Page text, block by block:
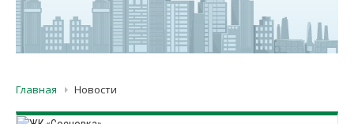
Регионы
Главная Новости